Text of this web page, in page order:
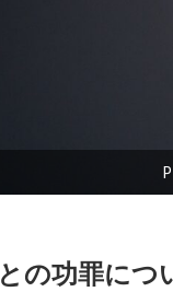
の功罪につ